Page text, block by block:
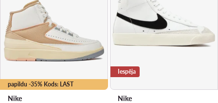
papildu -35% Kods: LAST
Nike
Iespēja
Nike